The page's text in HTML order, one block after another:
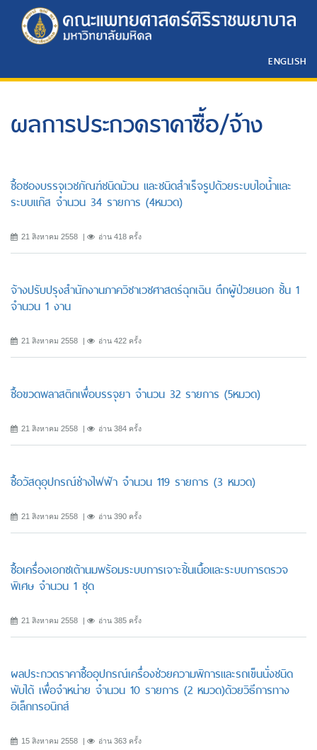
ENGLISH
ผลการประกวดราคาซื้อ/จ้าง
ซื้อซองบรรจุเวชภัณฑ์ชนิดม้วน และชนิดสำเร็จรูปด้วยระบบไอน้ำและ
ระบบแก๊ส จำนวน 34 รายการ (4หมวด)
21 สิงหาคม 2558 อ่าน 418 ครั้ง
จ้างปรับปรุงสำนักงานภาควิชาเวชศาสตร์ฉุกเฉิน ตึกผู้ป่วยนอก ชั้น 1
จำนวน 1 งาน
21 สิงหาคม 2558 อ่าน 422 ครั้ง
ซื้อขวดพลาสติกเพื่อบรรจุยา จำนวน 32 รายการ (5หมวด)
21 สิงหาคม 2558 อ่าน 384 ครั้ง
ซื้อวัสดุอุปกรณ์ช่างไฟฟ้า จำนวน 119 รายการ (3 หมวด)
21 สิงหาคม 2558 อ่าน 390 ครั้ง
ซื้อเครื่องเอกซเต้านมพร้อมระบบการเจาะชิ้นเนื้อและระบบการตรวจ
พิเศษ จำนวน 1 ชุด
21 สิงหาคม 2558 อ่าน 385 ครั้ง
ผลประกวดราคาซื้ออุปกรณ์เครื่องช่วยความพิการและรถเข็นนั่งชนิด
พับได้ เพื่อจำหน่าย จำนวน 10 รายการ (2 หมวด)ด้วยวิธีการทาง
อิเล็กทรอนิกส์
15 สิงหาคม 2558 อ่าน 363 ครั้ง